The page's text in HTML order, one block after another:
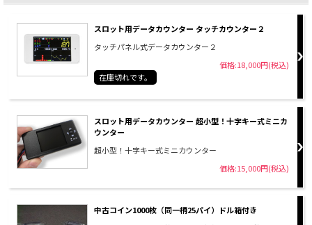
スロット用データカウンター タッチカウンター２
タッチパネル式データカウンター２
価格:18,000円(税込)
在庫切れです。
スロット用データカウンター 超小型！十字キー式ミニカ
ウンター
超小型！十字キー式ミニカウンター
価格:15,000円(税込)
中古コイン1000枚（同一柄25パイ）ドル箱付き